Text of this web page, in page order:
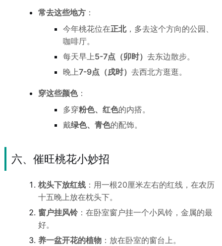
常去这些地方：
今年桃花位在正北，多去这个方向的公园、
咖啡厅。
每天早上5-7点（卯时） 去东边散步。
晚上7-9点（戌时） 去西北方逛逛。
穿这些颜色：
多穿粉色、红色的内搭。
戴绿色、青色的配饰。
六、催旺桃花小妙招
枕头下放红线：用一根20厘米左右的红线，在农历
十五晚上放在枕头下。
窗户挂风铃：在卧室窗户挂一个小风铃，金属的最
好。
养一盆开花的植物：放在卧室的窗台上。